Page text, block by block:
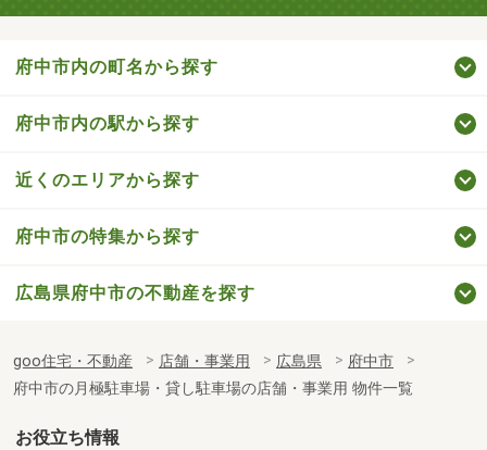
府中市内の町名から探す
府中市内の駅から探す
近くのエリアから探す
府中市の特集から探す
広島県府中市の不動産を探す
goo住宅・不動産 店舗・事業用 広島県
府中市
府中市の月極駐車場・貸し駐車場の店舗・事業用 物件一覧
お役立ち情報